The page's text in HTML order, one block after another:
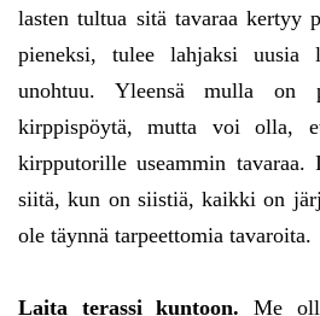
lasten tultua sitä tavaraa kertyy
pieneksi, tulee lahjaksi
unohtuu. Yleensä mulla on
kirppispöytä, mutta voi olla,
kirpputorille useammin
siitä, kun on siistiä, kaikki on
ole täynnä tarpeettomia tavaroita.
Laita terassi kuntoon. Me